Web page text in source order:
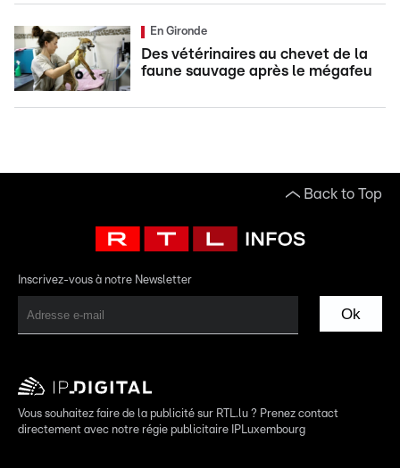
En Gironde
Des vétérinaires au chevet de la
faune sauvage après le mégafeu
Back to Top
Inscrivez-vous à notre Newsletter
Ok
Vous souhaitez faire de la publicité sur RTL.lu ? Prenez contact
directement avec notre régie publicitaire IPLuxembourg